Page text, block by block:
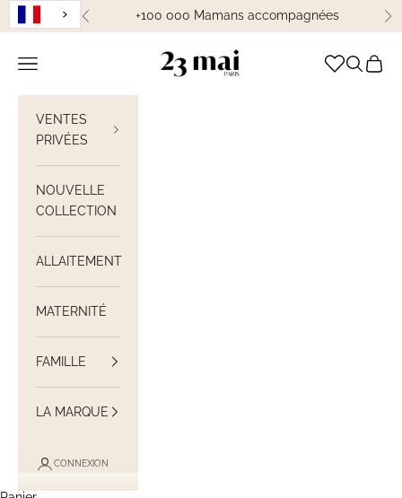
Passer au contenu
Précédent+100 000 Mamans accompagnées
23 Mai Paris
Ouvrir la navigation Ouvrir la
Voir
VENTES
PRIVÉES
NOUVELLE
COLLECTION
ALLAITEMENT
MATERNITÉ
FAMILLE
LA MARQUE
CONNEXION